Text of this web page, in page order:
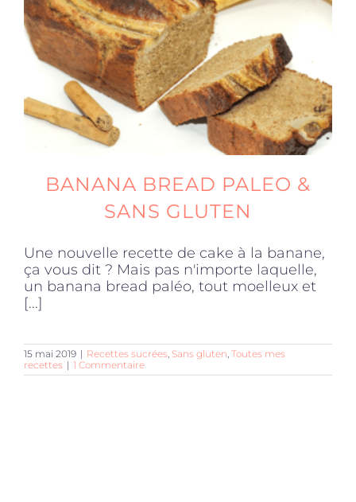
Produits sains
Click and collect
Accessoires
Offres
BANANA BREAD PALEO &
SANS GLUTEN
Une nouvelle recette de cake à la banane,
ça vous dit ? Mais pas n'importe laquelle,
un banana bread paléo, tout moelleux et
[...]
15 mai 2019 | Recettes sucrées Sans gluten Toutes mes
recettes | 1 Commentaire